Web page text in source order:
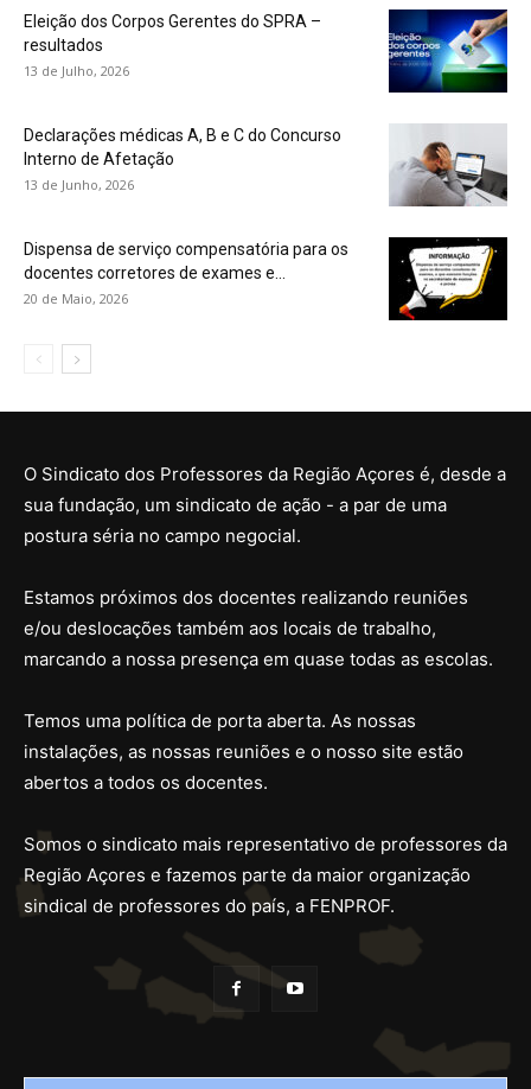
Eleição dos Corpos Gerentes do SPRA –
resultados
13 de Julho, 2026
Declarações médicas A, B e C do Concurso
Interno de Afetação
13 de Junho, 2026
Dispensa de serviço compensatória para os
docentes corretores de exames e...
20 de Maio, 2026
O Sindicato dos Professores da Região Açores é, desde a
sua fundação, um sindicato de ação - a par de uma
postura séria no campo negocial.
Estamos próximos dos docentes realizando reuniões
e/ou deslocações também aos locais de trabalho,
marcando a nossa presença em quase todas as escolas.
Temos uma política de porta aberta. As nossas
instalações, as nossas reuniões e o nosso site estão
abertos a todos os docentes.
Somos o sindicato mais representativo de professores da
Região Açores e fazemos parte da maior organização
sindical de professores do país, a FENPROF.